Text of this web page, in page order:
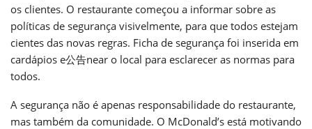
os clientes. O restaurante começou a informar sobre as
políticas de segurança visivelmente, para que todos estejam
cientes das novas regras. Ficha de segurança foi inserida em
cardápios e公告near o local para esclarecer as normas para
todos.
A segurança não é apenas responsabilidade do restaurante,
mas também da comunidade. O McDonald’s está motivando